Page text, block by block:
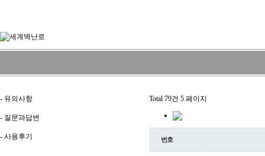
- 유의사항
- 질문과답변
- 사용후기
Total 79건 5 페이지
번호